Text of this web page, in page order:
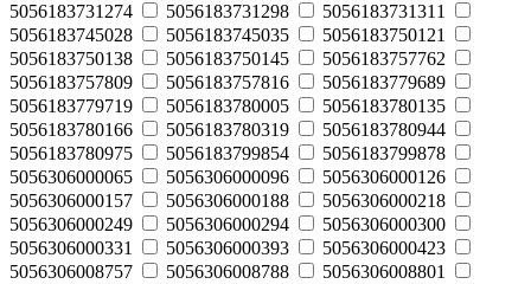
5056183731274
5056183731298
5056183731311
5056183745028
5056183745035
5056183750121
5056183750138
5056183750145
5056183757762
5056183757809
5056183757816
5056183779689
5056183779719
5056183780005
5056183780135
5056183780166
5056183780319
5056183780944
5056183780975
5056183799854
5056183799878
5056306000065
5056306000096
5056306000126
5056306000157
5056306000188
5056306000218
5056306000249
5056306000294
5056306000300
5056306000331
5056306000393
5056306000423
5056306008757
5056306008788
5056306008801